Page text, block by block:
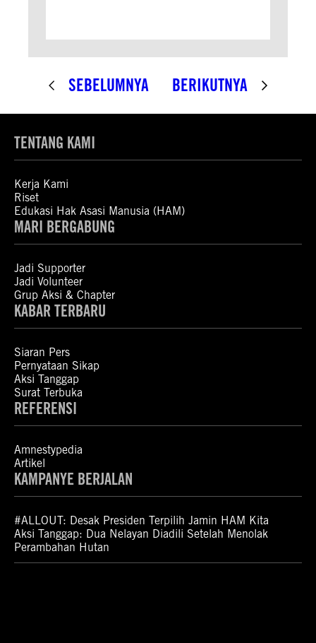
SEBELUMNYA BERIKUTNYA
TENTANG KAMI
Kerja Kami
Riset
Edukasi Hak Asasi Manusia (HAM)
MARI BERGABUNG
Jadi Supporter
Jadi Volunteer
Grup Aksi & Chapter
KABAR TERBARU
Siaran Pers
Pernyataan Sikap
Aksi Tanggap
Surat Terbuka
REFERENSI
Amnestypedia
Artikel
KAMPANYE BERJALAN
#ALLOUT: Desak Presiden Terpilih Jamin HAM Kita
Aksi Tanggap: Dua Nelayan Diadili Setelah Menolak
Perambahan Hutan